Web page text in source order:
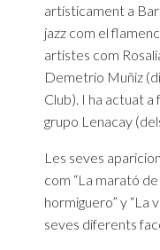
artísticament a
jazz com el
artistes com
Demetrio Muñiz
Club). I ha actuat
grupo Lenacay
Les seves
com “La marató de
hormiguero” y “La
seves diferents